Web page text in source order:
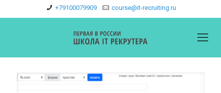
+79100079909 course@it-recruiting.ru